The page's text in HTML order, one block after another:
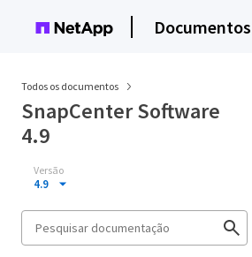
Documentos
Todos os documentos
SnapCenter Software
4.9
Versão
4.9